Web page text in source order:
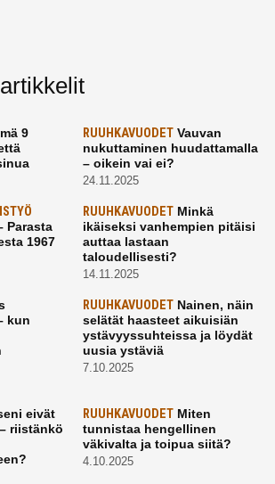
9
RUUHKAVUODETVauvan
nukuttaminen huudattamalla
– oikein vai ei?
24.11.2025
Parasta
1967
RUUHKAVUODETMinkä
ikäiseksi vanhempien pitäisi
auttaa lastaan
taloudellisesti?
14.11.2025
kun
RUUHKAVUODETNainen, näin
selätät haasteet aikuisiän
ystävyyssuhteissa ja löydät
uusia ystäviä
7.10.2025
eivät
riistänkö
RUUHKAVUODETMiten
tunnistaa hengellinen
väkivalta ja toipua siitä?
4.10.2025